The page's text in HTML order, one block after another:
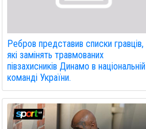
Ребров представив списки гравців,
які замінять травмованих
півзахисників Динамо в національній
команді України.